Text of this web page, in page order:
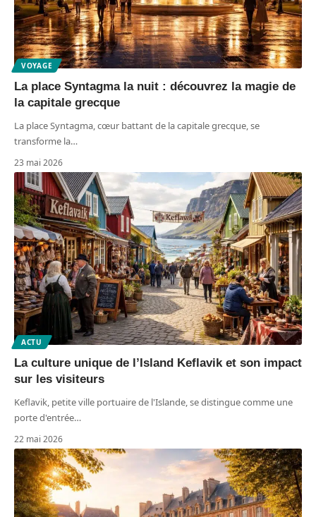
VOYAGE
La place Syntagma la nuit : découvrez la magie de
la capitale grecque
La place Syntagma, cœur battant de la capitale grecque, se
transforme la…
23 mai 2026
ACTU
La culture unique de l’Island Keflavik et son impact
sur les visiteurs
Keflavik, petite ville portuaire de l'Islande, se distingue comme une
porte d'entrée…
22 mai 2026